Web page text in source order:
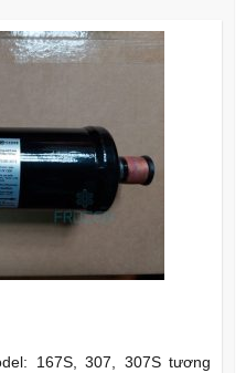
167S, 307, 307S tương